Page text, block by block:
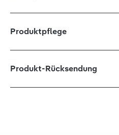
Produktpflege
Produkt-Rücksendung